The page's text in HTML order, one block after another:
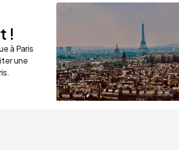
!
à Paris
une